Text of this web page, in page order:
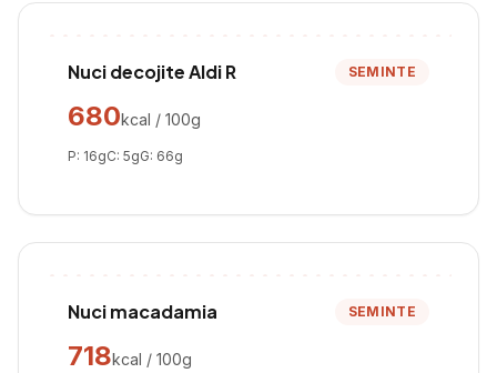
Nuci decojite Aldi R SEMINTE
680kcal / 100g
P: 16gC: 5gG: 66g
Nuci macadamia SEMINTE
718kcal / 100g